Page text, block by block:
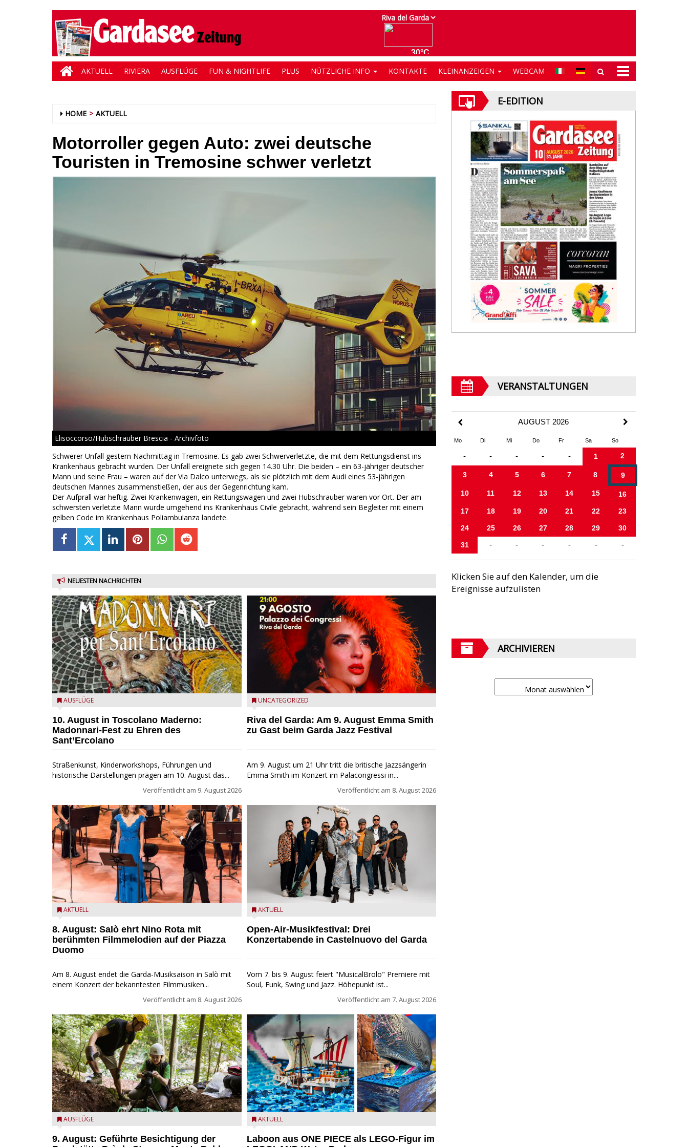
AKTUELL RIVIERA AUSFLÜGE FUN & NIGHTLIFE PLUS NÜTZLICHE INFO KONTAKTE KLEINANZEIGEN WEBCAM
HOME AKTUELL
Motorroller gegen Auto: zwei deutsche
Touristen in Tremosine schwer verletzt
Elisoccorso/Hubschrauber Brescia - Archivfoto
Schwerer Unfall gestern Nachmittag in Tremosine. Es gab zwei Schwerverletzte, die mit dem Rettungsdienst ins
Krankenhaus gebracht wurden. Der Unfall ereignete sich gegen 14.30 Uhr. Die beiden – ein 63-jähriger deutscher
Mann und seine Frau – waren auf der Via Dalco unterwegs, als sie plötzlich mit dem Audi eines 53-jährigen
deutschen Mannes zusammenstießen, der aus der Gegenrichtung kam.
Der Aufprall war heftig. Zwei Krankenwagen, ein Rettungswagen und zwei Hubschrauber waren vor Ort. Der am
schwersten verletzte Mann wurde umgehend ins Krankenhaus Civile gebracht, während sein Begleiter mit einem
gelben Code im Krankenhaus Poliambulanza landete.
NEUESTEN NACHRICHTEN
Toscolano Maderno: "Madonnari per Sant'Ercolano"
AUSFLÜGE
10. August in Toscolano Maderno:
Madonnari-Fest zu Ehren des
Sant’Ercolano
Straßenkunst, Kinderworkshops, Führungen und
historische Darstellungen prägen am 10. August das...
Veröffentlicht am 9. August 2026
Estate Musicale del Garda: Salò ehrt Nino Rota
AKTUELL
8. August: Salò ehrt Nino Rota mit
berühmten Filmmelodien auf der Piazza
Duomo
Am 8. August endet die Garda-Musiksaison in Salò mit
einem Konzert der bekanntesten Filmmusiken...
Veröffentlicht am 8. August 2026
die archäologische Fundstätte Riparo Prà da Stua am
AUSFLÜGE
9. August: Geführte Besichtigung der
Riva del Garda - Emma Smith zu Gast beim Garda Jazz
UNCATEGORIZED
Riva del Garda: Am 9. August Emma Smith
zu Gast beim Garda Jazz Festival
Am 9. August um 21 Uhr tritt die britische Jazzsängerin
Emma Smith im Konzert im Palacongressi in...
Veröffentlicht am 8. August 2026
Castelnuovo del Garda: Die "Dirotta su Cuba" zu Gast
AKTUELL
Open-Air-Musikfestival: Drei
Konzertabende in Castelnuovo del Garda
Vom 7. bis 9. August feiert "MusicalBrolo" Premiere mit
Soul, Funk, Swing und Jazz. Höhepunkt ist...
Veröffentlicht am 7. August 2026
Laboon aus ONE PIECE als LEGO-Figur im LEGOLAND
AKTUELL
Laboon aus ONE PIECE als LEGO-Figur im
E-EDITION
VERANSTALTUNGEN
AUGUST 2026
Mo Di Mi Do Fr Sa So
- - - - - 1 2
3 4 5 6 7 8 9
10 11 12 13 14 15 16
17 18 19 20 21 22 23
24 25 26 27 28 29 30
31 - - - - - -
Klicken Sie auf den Kalender, um die
Ereignisse aufzulisten
ARCHIVIEREN